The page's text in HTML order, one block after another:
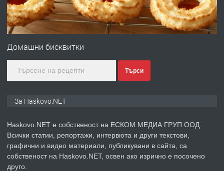
преди 5 дни
ПРЕДЛАГА
№4120 Магазин/Офис под наем в кв.
градската градина!
преди 6 дни
ПРЕДЛАГА
Продавам парцел в гр. Хасково кв.
Домашни бисквитки
Търси
За Haskovo.NET
Haskovo.NET е собственост на ЕСКОМ МЕДИА ГРУП ООД.
Всички статии, репортажи, интервюта и други текстови,
графични и видео материали, публикувани в сайта, са
собственост на Haskovo.NET, освен ако изрично е посочено
друго.